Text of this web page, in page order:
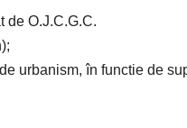
de O.J.C.G.C.
urbanism, în functie de